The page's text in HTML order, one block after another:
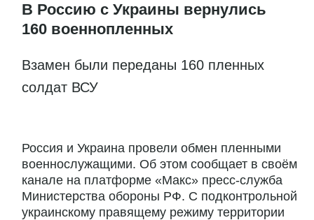
В Россию с Украины вернулись
160 военнопленных
Взамен были переданы 160 пленных
солдат ВСУ
Россия и Украина провели обмен пленными
военнослужащими. Об этом сообщает в своём
канале на платформе «Макс» пресс-служба
Министерства обороны РФ. С подконтрольной
украинскому правящему режиму территории